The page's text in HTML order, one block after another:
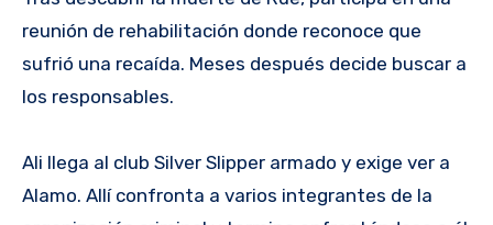
reunión de rehabilitación donde reconoce que
sufrió una recaída. Meses después decide buscar a
los responsables.
Ali llega al club Silver Slipper armado y exige ver a
Alamo. Allí confronta a varios integrantes de la